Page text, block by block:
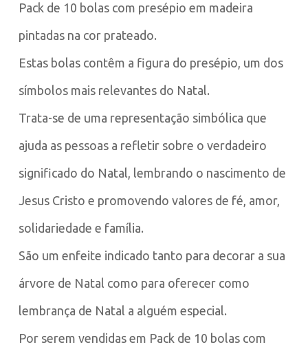
Pack de 10 bolas com presépio em madeira
pintadas na cor prateado.
Estas bolas contêm a figura do presépio, um dos
símbolos mais relevantes do Natal.
Trata-se de uma representação simbólica que
ajuda as pessoas a refletir sobre o verdadeiro
significado do Natal, lembrando o nascimento de
Jesus Cristo e promovendo valores de fé, amor,
solidariedade e família.
São um enfeite indicado tanto para decorar a sua
árvore de Natal como para oferecer como
lembrança de Natal a alguém especial.
Por serem vendidas em Pack de 10 bolas com